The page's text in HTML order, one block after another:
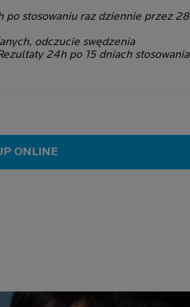
po stosowaniu raz dziennie przez 28
odczucie swędzenia
24h po 15 dniach stosowania
ONLINE